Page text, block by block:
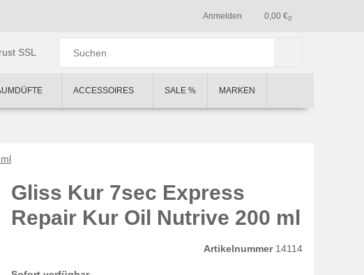
Anmelden 0
0,00 €
ACCESSOIRES SALE % MARKEN
Gliss Kur 7sec Express
Repair Kur Oil Nutrive 200 ml
Artikelnummer 14114